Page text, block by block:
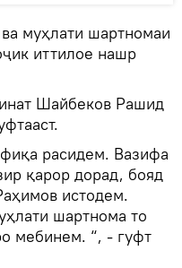
муҳлати шартномаи
иттилое нашр
Шайбеков Рашид
расидем. Вазифа
қарор дорад, бояд
истодем.
шартнома то
мебинем. “, - гуфт